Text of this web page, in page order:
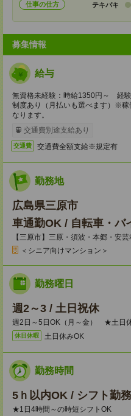
仕事の仕方 テキパキ
募集情報
給与
無資格未経験：時給1350円～ 経
制度あり（月払いも選べます）※稼
なります。
交通費別途支給あり
交通費 交通費全額支給※規定有
勤務地
広島県三原市
車通勤OK / 自転車・バ
【三原市】三原・須波・本郷・安
＜シニア向けマンション＞
勤務曜日
週2～3 / 土日祝休
週2日～5日OK（月～金） ★土日
休日休暇 土日休みOK
勤務時間
5ｈ以内OK / シフト勤
★1日4時間～の時短シフトOK